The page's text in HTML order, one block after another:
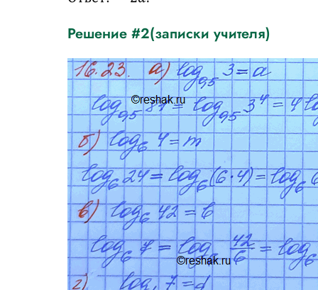
Решение #2(записки учителя)